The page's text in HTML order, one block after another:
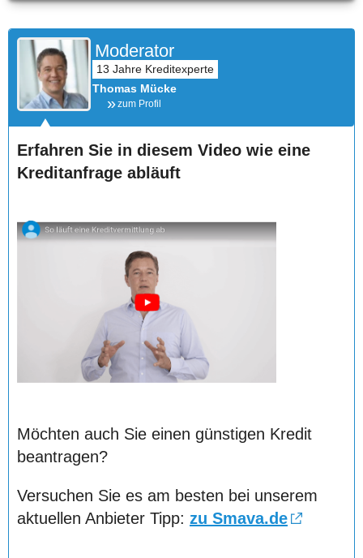
Moderator
Thomas Mücke
zum Profil
Erfahren Sie in diesem Video wie eine
Kreditanfrage abläuft
Möchten auch Sie einen günstigen Kredit
beantragen?
Versuchen Sie es am besten bei unserem
aktuellen Anbieter Tipp: zu Smava.de